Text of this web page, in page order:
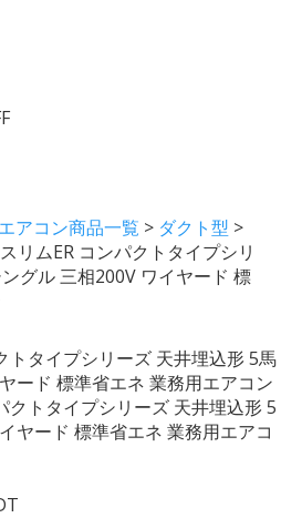
アコン商品一覧 > ダクト型 >
リムER コンパクトタイプシリ
グル 三相200V ワイヤード 標
トタイプシリーズ 天井埋込形 5馬
ード 標準省エネ 業務用エアコン